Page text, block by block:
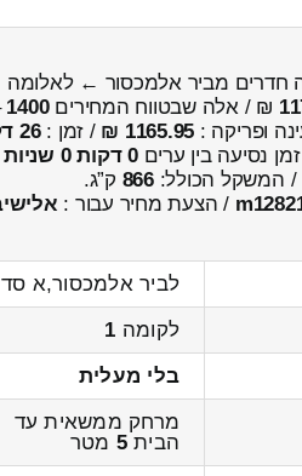
חדרים מביר אלמכסור ← לאלומה
₪ / אלה שבטווח המחירים1400
ופריקה : 1165.95 ₪ / זמן :26 דקות 55 שניות
נסיעה בין ערים0 דקות 0 שניות
/ המשקל הכולל:866 ק”ג.
/ הצעת מחיר עבור :
לביר אלמכסור,א
לקומה 1
בלי מעלית
מרחק ממשאית עד
הבית5 מטר